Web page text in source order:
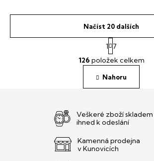
O
v
l
á
c
í
r
v
Načíst 20 dalších
S
t
r
á
n
o
n
í
1
7
126 položek celkem
Nahoru
Veškeré zboží skladem
ihned k odeslání
Kamenná prodejna
v Kunovicích